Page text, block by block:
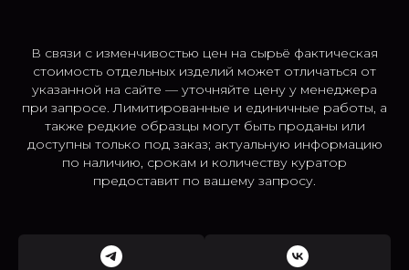
В связи с изменчивостью цен на сырьё фактическая
стоимость отдельных изделий может отличаться от
указанной на сайте — уточняйте цену у менеджера
при запросе. Лимитированные и единичные работы, а
также редкие образцы могут быть проданы или
доступны только под заказ; актуальную информацию
по наличию, срокам и количеству куратор
предоставит по вашему запросу.